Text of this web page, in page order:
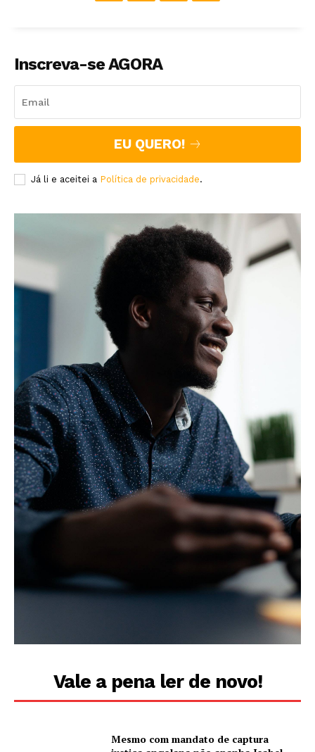
Inscreva-se AGORA
EU QUERO!
Já li e aceitei a Política de privacidade.
Vale a pena ler de novo!
Mesmo com mandato de captura